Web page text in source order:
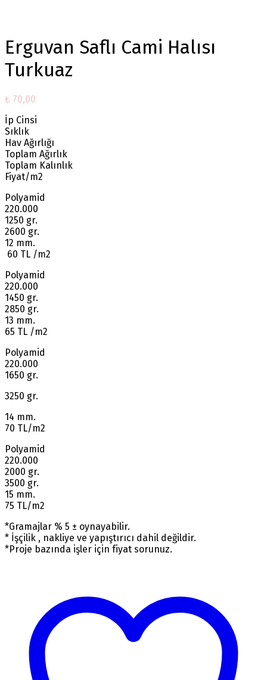
Erguvan Saflı Cami Halısı
Turkuaz
₺ 70,00
İp Cinsi
Sıklık
Hav Ağırlığı
Toplam Ağırlık
Toplam Kalınlık
Fiyat/m2
Polyamid
220.000
1250 gr.
2600 gr.
12 mm.
60 TL /m2
Polyamid
220.000
1450 gr.
2850 gr.
13 mm.
65 TL /m2
Polyamid
220.000
1650 gr.
3250 gr.
14 mm.
70 TL/m2
Polyamid
220.000
2000 gr.
3500 gr.
15 mm.
75 TL/m2
*Gramajlar % 5 ± oynayabilir.
* İşçilik , nakliye ve yapıştırıcı dahil değildir.
*Proje bazında işler için fiyat sorunuz.